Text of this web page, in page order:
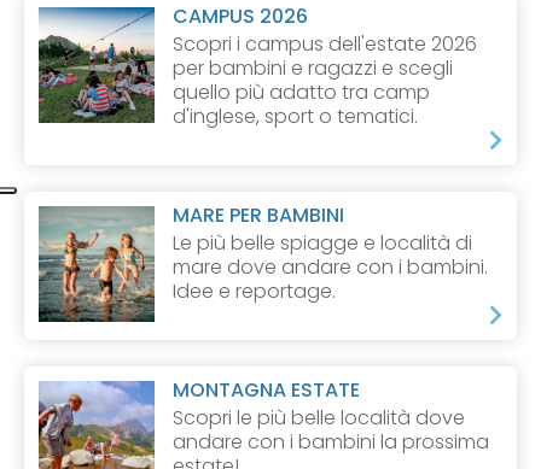
CAMPUS 2026
Scopri i campus dell'estate 2026
per bambini e ragazzi e scegli
quello più adatto tra camp
d'inglese, sport o tematici.
MARE PER BAMBINI
Le più belle spiagge e località di
mare dove andare con i bambini.
Idee e reportage.
MONTAGNA ESTATE
Scopri le più belle località dove
andare con i bambini la prossima